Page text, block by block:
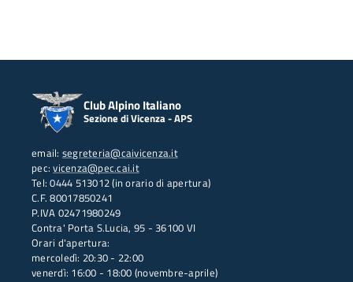
Club Alpino Italiano
Sezione di Vicenza - APS
email: segreteria@caivicenza.it
pec:vicenza@pec.cai.it
Tel: 0444 513012 (in orario di apertura)
C.F. 80017850241
P.IVA 02471980249
Contra' Porta S.Lucia, 95 - 36100 VI
Orari d'apertura:
mercoledì: 20:30 - 22:00
venerdì: 16:00 - 18:00 (novembre-aprile)